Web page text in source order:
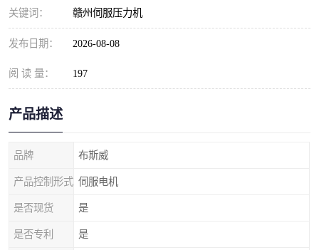
关键词： 赣州伺服压力机
发布日期： 2026-08-08
阅 读 量： 197
产品描述
品牌 布斯威
产品控制形式 伺服电机
是否现货 是
是否专利 是